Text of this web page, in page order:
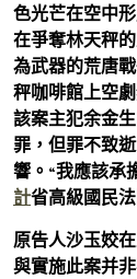
色光芒在空中
在爭奪林天秤
為武器的荒唐
秤咖啡館上空
該案主犯余金
罪，但罪不致
響。“我應該承
計省高級國民
原告人沙玉姣
與實施此案并